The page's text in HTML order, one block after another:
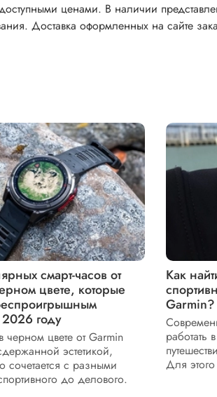
ценами. В наличии
Доставка оформленных на сайте
смарт-часов от
цвете, которые
году
черном цвете от Garmin
эстетикой,
сочетается с разными
до делового.
Как
Garmin?
работать
Для